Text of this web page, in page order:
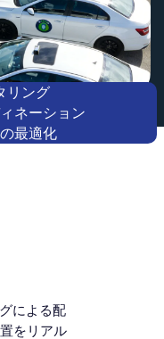
リング
ネーション
最適化
による配
をリアル